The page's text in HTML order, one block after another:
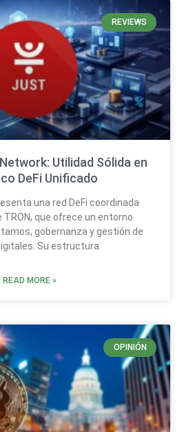
REVIEWS
Utilidad Sólida en
DeFi Unificado
una red DeFi coordinada
que ofrece un entorno
gobernanza y gestión de
Su estructura
READ MORE »
OPINIÓN